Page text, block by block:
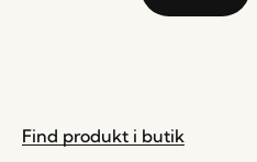
Find produkt i butik